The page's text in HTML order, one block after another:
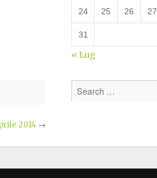
2014→
24 25 26 27
31
« Lug